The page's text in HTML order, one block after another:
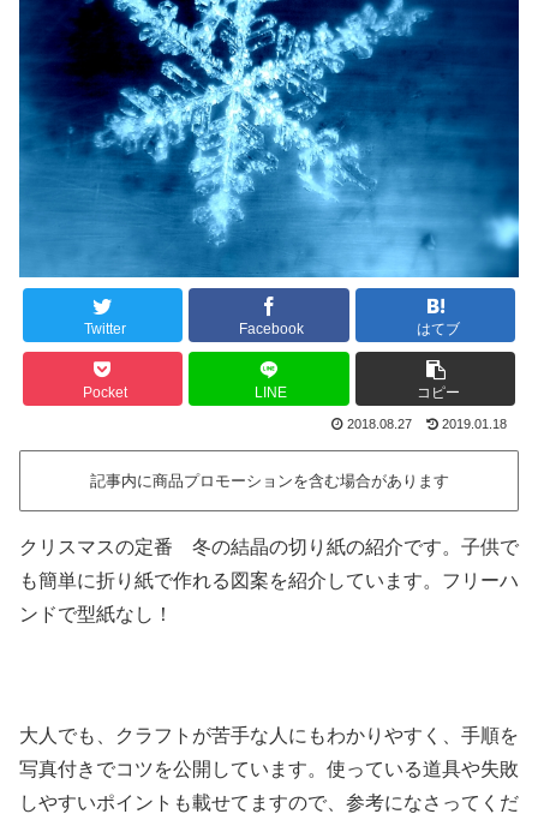
Twitter Facebook はてブ
Pocket LINE コピー
2018.08.27 2019.01.18
記事内に商品プロモーションを含む場合があります
クリスマスの定番 冬の結晶の切り紙の紹介です。子供で
も簡単に折り紙で作れる図案を紹介しています。フリーハ
ンドで型紙なし！
大人でも、クラフトが苦手な人にもわかりやすく、手順を
写真付きでコツを公開しています。使っている道具や失敗
しやすいポイントも載せてますので、参考になさってくだ